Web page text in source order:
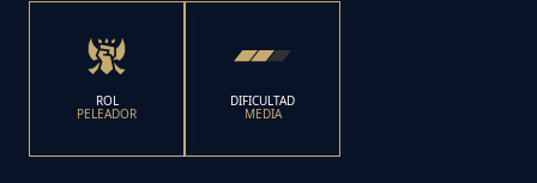
ROL
PELEADOR
DIFICULTAD
MEDIA